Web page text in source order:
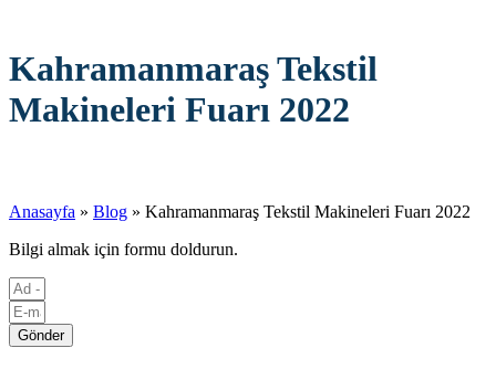
Kahramanmaraş Tekstil
Makineleri Fuarı 2022
Anasayfa » Blog » Kahramanmaraş Tekstil Makineleri Fuarı 2022
Bilgi almak için formu doldurun.
Gönder